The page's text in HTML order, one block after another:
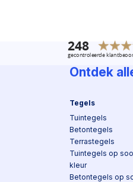
Ontdek
Tegels
Tuintegels
Betontegels
Terrastegels
Tuintegels op
kleur
Betontegels op